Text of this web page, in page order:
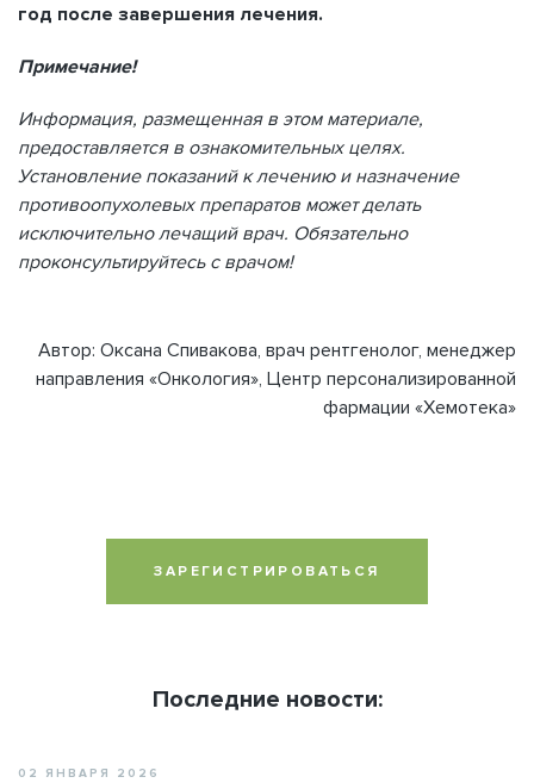
год после завершения лечения.
Примечание!
Информация, размещенная в этом материале,
предоставляется в ознакомительных целях.
Установление показаний к лечению и назначение
противоопухолевых препаратов может делать
исключительно лечащий врач. Обязательно
проконсультируйтесь с врачом!
Автор: Оксана Спивакова, врач рентгенолог, менеджер
направления «Онкология», Центр персонализированной
фармации «Хемотека»
ЗАРЕГИСТРИРОВАТЬСЯ
Последние новости:
02 ЯНВАРЯ 2026